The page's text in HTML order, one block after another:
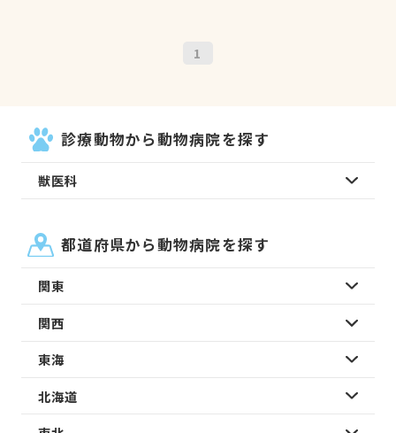
1
診療動物から動物病院を探す
獣医科
都道府県から動物病院を探す
関東
関西
東海
北海道